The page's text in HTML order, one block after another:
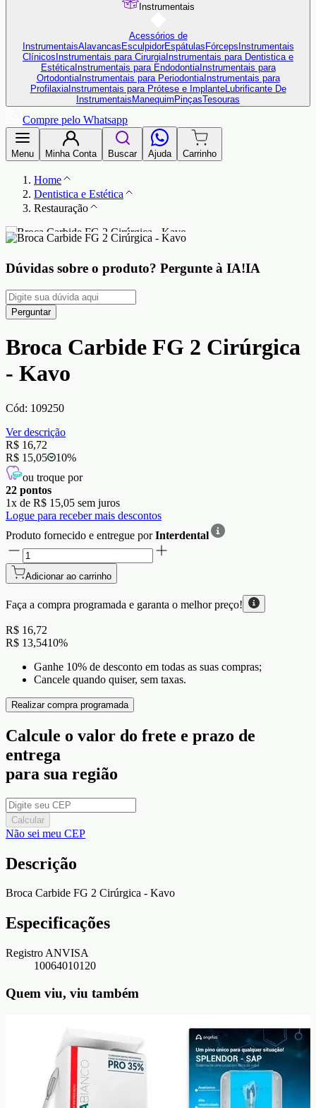
Instrumentais
Acessórios de
InstrumentaisAlavancas EsculpidorEspátulas Fórceps Instrumentais
Clínicos Instrumentais para Cirurgia Instrumentais para Dentistica e
EstéticaInstrumentais para EndodontiaInstrumentais para
OrtodontiaInstrumentais para PeriodontiaInstrumentais para
ProfilaxiaInstrumentais para Prótese e ImplanteLubrificante De
Instrumentais Manequim PinçasTesouras
Compre pelo Whatsapp
Menu Minha Conta Buscar Ajuda Carrinho
Home
Dentistica e Estética
Restauração
Dúvidas sobre o produto? Pergunte à IA!IA
Perguntar
Broca Carbide FG 2 Cirúrgica
- Kavo
Cód: 109250
Ver descrição
R$ 16,72
R$ 15,05
10%
ou troque por
22 pontos
1x de R$ 15,05 sem juros
Logue para receber mais descontos
Produto fornecido e entregue porInterdental
Adicionar ao carrinho
Faça a compra programada e garanta o melhor preço!
R$ 16,72
R$ 13,5410%
Ganhe 10% de desconto em todas as suas compras;
Cancele quando quiser, sem taxas.
Realizar compra programada
Calcule o valor do frete e prazo de
entrega
para sua região
Calcular
Não sei meu CEP
Descrição
Broca Carbide FG 2 Cirúrgica - Kavo
Especificações
Registro ANVISA
10064010120
Quem viu, viu também